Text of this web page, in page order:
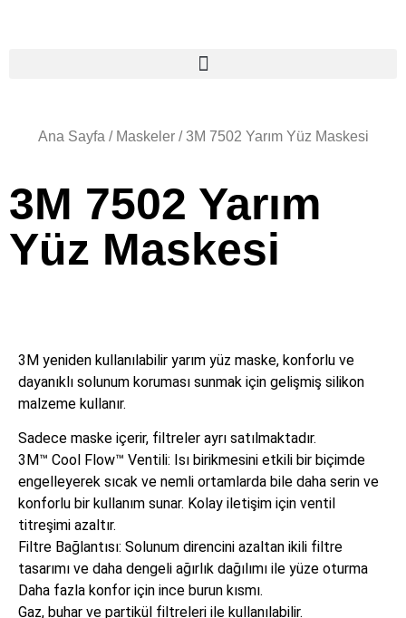
Ana Sayfa / Maskeler/ 3M 7502 Yarım Yüz Maskesi
3M 7502 Yarım
Yüz Maskesi
3M yeniden kullanılabilir yarım yüz maske, konforlu ve
dayanıklı solunum koruması sunmak için gelişmiş silikon
malzeme kullanır.
Sadece maske içerir, filtreler ayrı satılmaktadır.
3M™ Cool Flow™ Ventili: Isı birikmesini etkili bir biçimde
engelleyerek sıcak ve nemli ortamlarda bile daha serin ve
konforlu bir kullanım sunar. Kolay iletişim için ventil
titreşimi azaltır.
Filtre Bağlantısı: Solunum direncini azaltan ikili filtre
tasarımı ve daha dengeli ağırlık dağılımı ile yüze oturma
Daha fazla konfor için ince burun kısmı.
Gaz, buhar ve partikül filtreleri ile kullanılabilir.